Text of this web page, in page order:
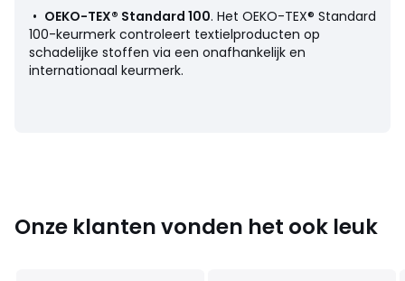
Onderhoud
• Wassen op 40°
Afmetingen
kenmerken
• OEKO-TEX® Standard 100. Het OEKO-TEX® Standard
100-keurmerk controleert textielproducten op
schadelijke stoffen via een onafhankelijk en
internationaal keurmerk.
Onze klanten vonden het ook leuk